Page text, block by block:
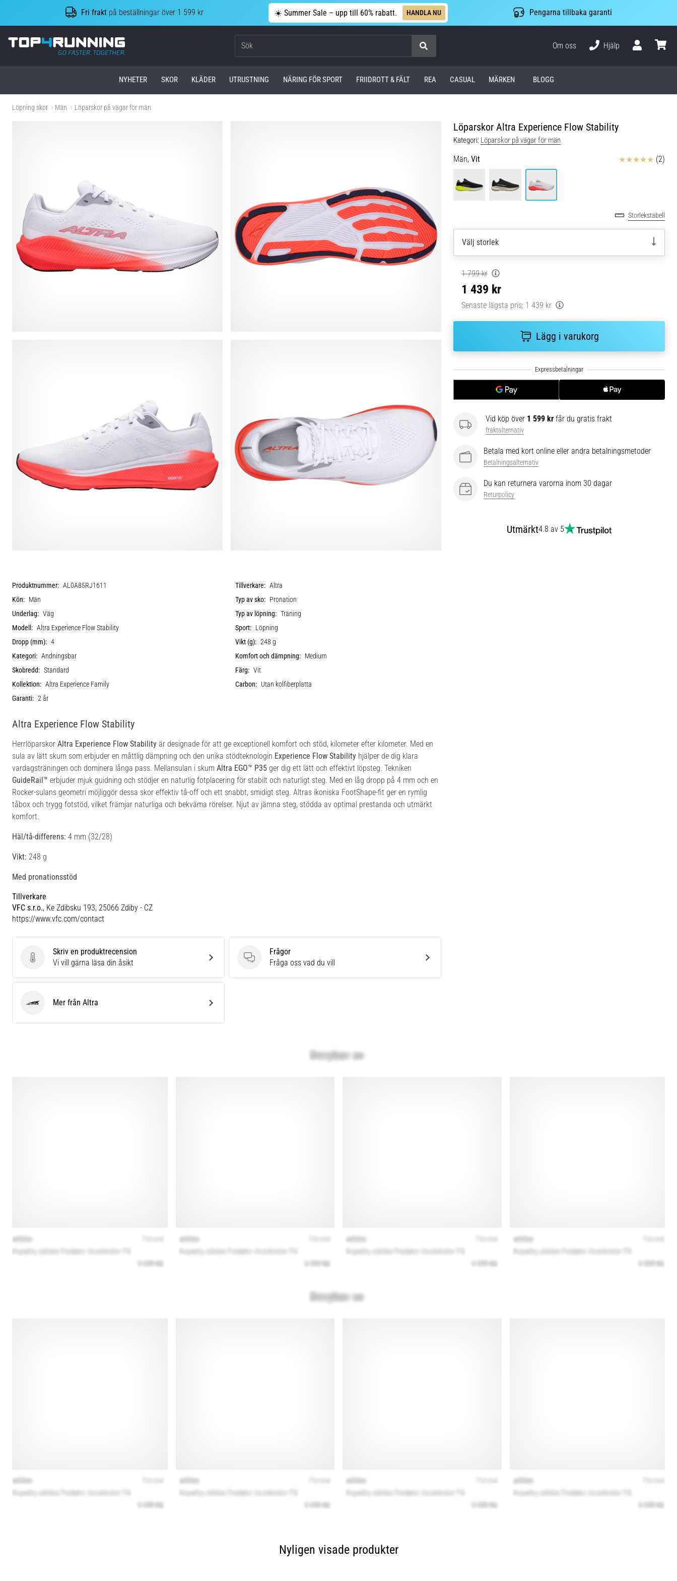
Fri frakt på beställningar över 1 599 kr ☀️ Summer Sale – upp till 60% rabatt. HANDLA NU Pengarna tillbaka garanti
Top4Running.se
Om oss
Hjälp
NYHETER SKOR KLÄDER UTRUSTNING NÄRING FÖR SPORT FRIIDROTT & FÄLT REA CASUAL MÄRKEN BLOGG
Löpning skor Män Löparskor på vägar för män
Löparskor Altra Experience Flow Stability
Kategori: Löparskor på vägar för män
Män, Vit Recensioner (2)
Storlekstabell
Välj storlek
1 799 kr
1 439 kr
Senaste lägsta pris: 1 439 kr
Lägg i varukorg
Vid köp över 1 599 kr får du gratis frakt
fraktalternativ
Betala med kort online eller andra betalningsmetoder
Betalningsalternativ
Du kan returnera varorna inom 30 dagar
Returpolicy
Utmärkt4.8 av 5
Produktnummer: AL0A85RJ1611 Tillverkare: Altra
Kön: Män Typ av sko: Pronation
Underlag: Väg Typ av löpning: Träning
Modell: Altra Experience Flow Stability Sport: Löpning
Dropp (mm): 4 Vikt (g): 248 g
Kategori: Andningsbar Komfort och dämpning: Medium
Skobredd: Standard Färg: Vit
Kollektion: Altra Experience Family Carbon: Utan kolfiberplatta
Garanti: 2 år
Altra Experience Flow Stability
Herrlöparskor Altra Experience Flow Stability är designade för att ge exceptionell komfort och stöd, kilometer efter kilometer. Med en
sula av lätt skum som erbjuder en måttlig dämpning och den unika stödteknologin Experience Flow Stability hjälper de dig klara
vardagsträningen och dominera långa pass. Mellansulan i skum Altra EGO™ P35 ger dig ett lätt och effektivt löpsteg. Tekniken
GuideRail™ erbjuder mjuk guidning och stödjer en naturlig fotplacering för stabilt och naturligt steg. Med en låg dropp på 4 mm och en
Rocker-sulans geometri möjliggör dessa skor effektiv tå-off och ett snabbt, smidigt steg. Altras ikoniska FootShape-fit ger en rymlig
tåbox och trygg fotstöd, vilket främjar naturliga och bekväma rörelser. Njut av jämna steg, stödda av optimal prestanda och utmärkt
komfort.
Häl/tå-differens: 4 mm (32/28)
Vikt: 248 g
Med pronationsstöd
Tillverkare
VFC s.r.o., Ke Zdibsku 193, 25066 Zdiby - CZ
https://www.vfc.com/contact
Skriv en produktrecension
Skriv en produktrecension
Vi vill gärna läsa din åsikt
Frågor
Frågor
Fråga oss vad du vill
Altra Mer från Altra
Nyligen visade produkter